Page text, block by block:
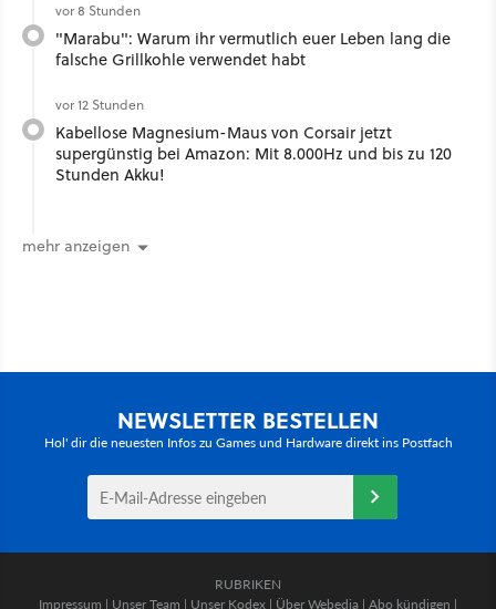
vor 8 Stunden
"Marabu": Warum ihr vermutlich euer Leben lang die
falsche Grillkohle verwendet habt
vor 12 Stunden
Kabellose Magnesium-Maus von Corsair jetzt
supergünstig bei Amazon: Mit 8.000Hz und bis zu 120
Stunden Akku!
mehr anzeigen
NEWSLETTER BESTELLEN
Hol' dir die neuesten Infos zu Games und Hardware direkt ins Postfach
RUBRIKEN
Impressum | Unser Team | Unser Kodex | Über Webedia | Abo kündigen |